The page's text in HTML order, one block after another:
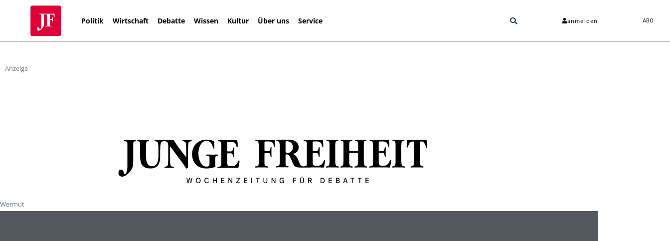
Politik Wirtschaft Debatte Wissen Kultur Über uns Service anmelden ABO
Anzeige
Wermut